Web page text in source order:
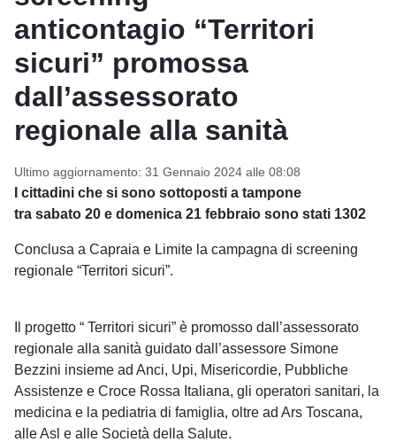
anticontagio “Territori
sicuri” promossa
dall’assessorato
regionale alla sanità
Ultimo aggiornamento: 31 Gennaio 2024 alle 08:08
I cittadini che si sono sottoposti a tampone
tra sabato 20 e domenica 21 febbraio sono stati 1302
Conclusa a Capraia e Limite la campagna di screening
regionale “Territori sicuri”.
Il progetto “ Territori sicuri” è promosso dall’assessorato
regionale alla sanità guidato dall’assessore Simone
Bezzini insieme ad Anci, Upi, Misericordie, Pubbliche
Assistenze e Croce Rossa Italiana, gli operatori sanitari, la
medicina e la pediatria di famiglia, oltre ad Ars Toscana,
alle Asl e alle Società della Salute.